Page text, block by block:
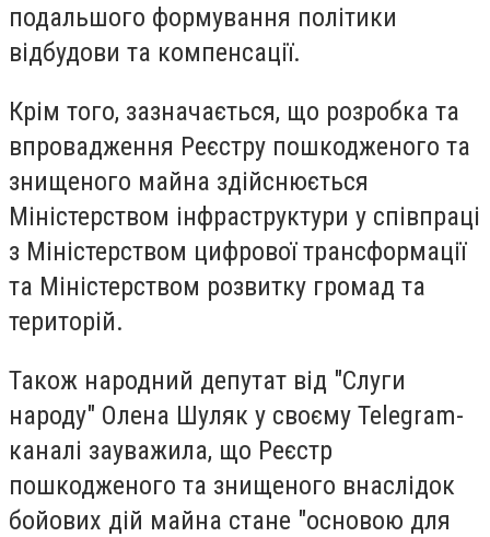
подальшого формування політики
відбудови та компенсації.
Крім того, зазначається, що розробка та
впровадження Реєстру пошкодженого та
знищеного майна здійснюється
Міністерством інфраструктури у співпраці
з Міністерством цифрової трансформації
та Міністерством розвитку громад та
територій.
Також народний депутат від "Слуги
народу" Олена Шуляк у своєму Telegram-
каналі зауважила, що Реєстр
пошкодженого та знищеного внаслідок
бойових дій майна стане "основою для